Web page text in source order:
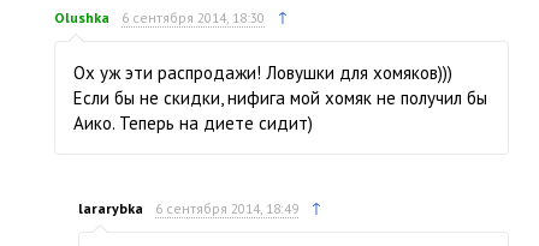
Olushka 6 сентября 2014, 18:30 ↑
Ох уж эти распродажи! Ловушки для хомяков)))
Если бы не скидки, нифига мой хомяк не получил бы
Аико. Теперь на диете сидит)
lararybka 6 сентября 2014, 18:49 ↑